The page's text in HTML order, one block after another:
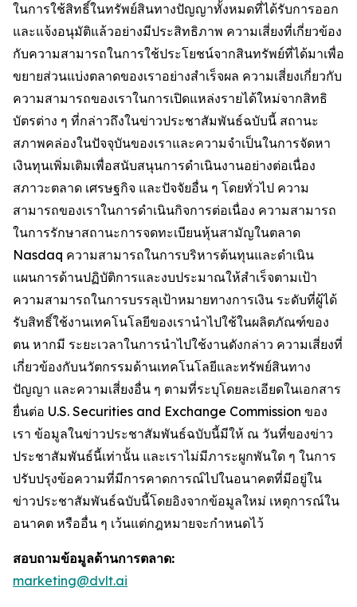
ในการใช้สิทธิ์ในทรัพย์สินทางปัญญาทั้งหมดที่ได้รับการออก
และแจ้งอนุมัติแล้วอย่างมีประสิทธิภาพ ความเสี่ยงที่เกี่ยวข้อง
กับความสามารถในการใช้ประโยชน์จากสินทรัพย์ที่ได้มาเพื่อ
ขยายส่วนแบ่งตลาดของเราอย่างสำเร็จผล ความเสี่ยงเกี่ยวกับ
ความสามารถของเราในการเปิดแหล่งรายได้ใหม่จากสิทธิ
บัตรต่าง ๆ ที่กล่าวถึงในข่าวประชาสัมพันธ์ฉบับนี้ สถานะ
สภาพคล่องในปัจจุบันของเราและความจำเป็นในการจัดหา
เงินทุนเพิ่มเติมเพื่อสนับสนุนการดำเนินงานอย่างต่อเนื่อง
สภาวะตลาด เศรษฐกิจ และปัจจัยอื่น ๆ โดยทั่วไป ความ
สามารถของเราในการดำเนินกิจการต่อเนื่อง ความสามารถ
ในการรักษาสถานะการจดทะเบียนหุ้นสามัญในตลาด
Nasdaq ความสามารถในการบริหารต้นทุนและดำเนิน
แผนการด้านปฏิบัติการและงบประมาณให้สำเร็จตามเป้า
ความสามารถในการบรรลุเป้าหมายทางการเงิน ระดับที่ผู้ได้
รับสิทธิ์ใช้งานเทคโนโลยีของเรานำไปใช้ในผลิตภัณฑ์ของ
ตน หากมี ระยะเวลาในการนำไปใช้งานดังกล่าว ความเสี่ยงที่
เกี่ยวข้องกับนวัตกรรมด้านเทคโนโลยีและทรัพย์สินทาง
ปัญญา และความเสี่ยงอื่น ๆ ตามที่ระบุโดยละเอียดในเอกสาร
ยื่นต่อ U.S. Securities and Exchange Commission ของ
เรา ข้อมูลในข่าวประชาสัมพันธ์ฉบับนี้มีให้ ณ วันที่ของข่าว
ประชาสัมพันธ์นี้เท่านั้น และเราไม่มีภาระผูกพันใด ๆ ในการ
ปรับปรุงข้อความที่มีการคาดการณ์ไปในอนาคตที่มีอยู่ใน
ข่าวประชาสัมพันธ์ฉบับนี้โดยอิงจากข้อมูลใหม่ เหตุการณ์ใน
อนาคต หรืออื่น ๆ เว้นแต่กฎหมายจะกำหนดไว้
สอบถามข้อมูลด้านการตลาด:
marketing@dvlt.ai